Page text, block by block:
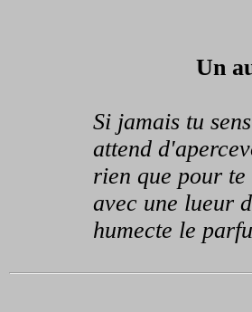
Un
Si jamais tu
attend
rien que pour te
avec une lueur
humecte le